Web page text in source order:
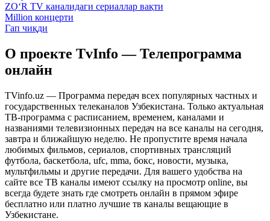
ZO‘R TV каналидаги сериаллар вақти
Million концерти
Гап чиқди
О проекте TvInfo — Телепрограмма
онлайн
TVinfo.uz — Программа передач всех популярных частных и
государственных телеканалов Узбекистана. Только актуальная
ТВ-программа с расписанием, временем, каналами и
названиями телевизионных передач на все каналы на сегодня,
завтра и ближайшую неделю. Не пропустите время начала
любимых фильмов, сериалов, спортивных трансляций
футбола, баскетбола, ufc, mma, бокс, новости, музыка,
мультфильмы и другие передачи. Для вашего удобства на
сайте все ТВ каналы имеют ссылку на просмотр online, вы
всегда будете знать где смотреть онлайн в прямом эфире
бесплатно или платно лучшие тв каналы вещающие в
Узбекистане.